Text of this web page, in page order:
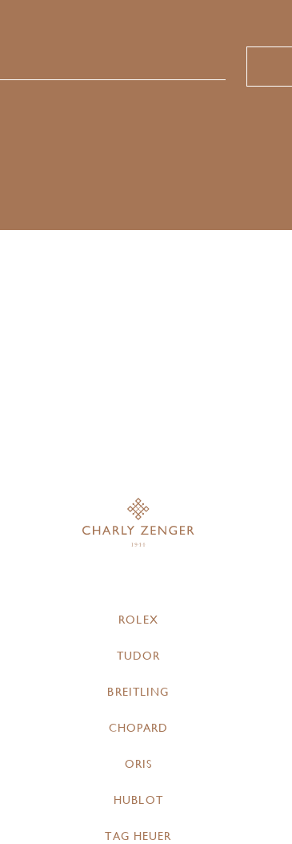
ROLEX
TUDOR
BREITLING
CHOPARD
ORIS
HUBLOT
TAG HEUER